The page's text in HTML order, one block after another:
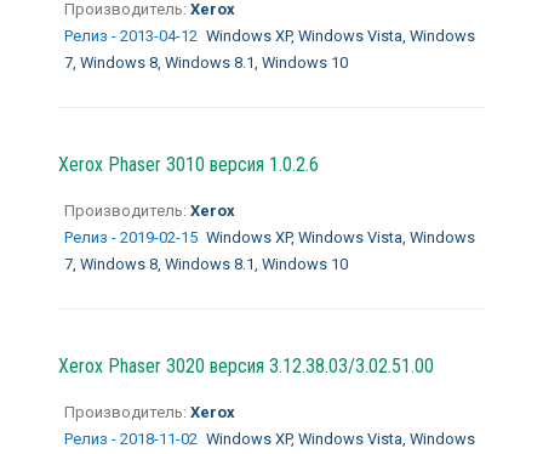
Производитель: Xerox
Релиз - 2013-04-12 Windows XP, Windows Vista, Windows
7, Windows 8, Windows 8.1, Windows 10
Xerox Phaser 3010 версия 1.0.2.6
Производитель: Xerox
Релиз - 2019-02-15 Windows XP, Windows Vista, Windows
7, Windows 8, Windows 8.1, Windows 10
Xerox Phaser 3020 версия 3.12.38.03/3.02.51.00
Производитель: Xerox
Релиз - 2018-11-02 Windows XP, Windows Vista, Windows